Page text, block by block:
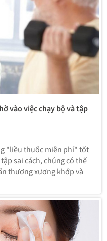
vào việc chạy bộ và tập
"liều thuốc miễn phí" tốt
sai cách, chúng có thể
thương xương khớp và